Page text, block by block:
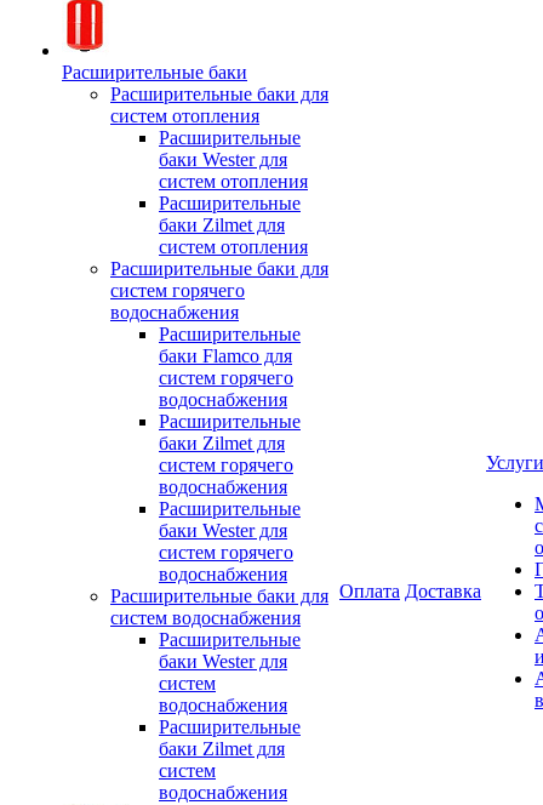
Расширительные баки
Расширительные баки для
систем отопления
Расширительные
баки Wester для
систем отопления
Расширительные
баки Zilmet для
систем отопления
Расширительные баки для
систем горячего
водоснабжения
Расширительные
баки Flamco для
систем горячего
водоснабжения
Расширительные
баки Zilmet для
систем горячего
водоснабжения
Расширительные
баки Wester для
систем горячего
водоснабжения
Расширительные баки для
систем водоснабжения
Расширительные
баки Wester для
систем
водоснабжения
Расширительные
баки Zilmet для
систем
водоснабжения
Оплата Доставка
Услуги